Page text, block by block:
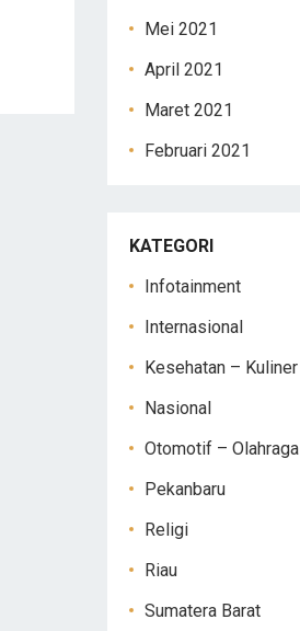
Mei 2021
April 2021
Maret 2021
Februari 2021
KATEGORI
Infotainment
Internasional
Kesehatan – Kuliner
Nasional
Otomotif – Olahraga
Pekanbaru
Religi
Riau
Sumatera Barat